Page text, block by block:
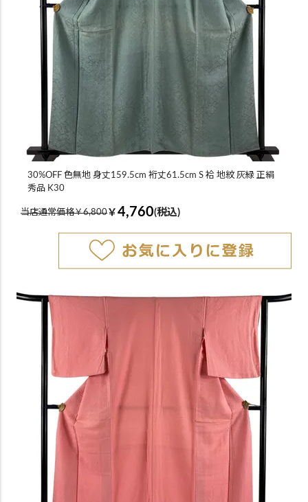
30%OFF 色無地 身丈159.5cm 裄丈61.5cm S 袷 地紋 灰緑 正絹
秀品 K30
当店通常価格￥6,800￥ 4,760(税込)